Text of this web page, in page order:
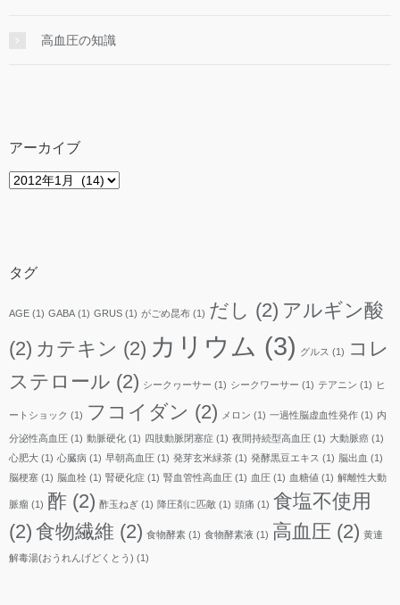
高血圧の知識
アーカイブ
ア
タグ
AGE (1) GABA (1) GRUS (1) がごめ昆布 (1) だし (2) アルギン酸
(2) カテキン (2) カリウム (3) グルス (1)
コレ
ステロール (2) シークヮーサー (1) シークワーサー (1) テアニン (1) ヒ
ートショック (1) フコイダン (2) メロン (1) 一過性脳虚血性発作 (1) 内
分泌性高血圧 (1) 動脈硬化 (1) 四肢動脈閉塞症 (1) 夜間持続型高血圧 (1) 大動脈癌 (1)
心肥大 (1) 心臓病 (1) 早朝高血圧 (1) 発芽玄米緑茶 (1) 発酵黒豆エキス (1) 脳出血 (1)
脳梗塞 (1) 脳血栓 (1) 腎硬化症 (1) 腎血管性高血圧 (1) 血圧 (1) 血糖値 (1) 解離性大動
脈瘤 (1) 酢 (2) 酢玉ねぎ (1) 降圧剤に匹敵 (1) 頭痛 (1) 食塩不使用
(2) 食物繊維 (2) 食物酵素 (1) 食物酵素液 (1) 高血圧 (2) 黄連
解毒湯(おうれんげどくとう) (1)